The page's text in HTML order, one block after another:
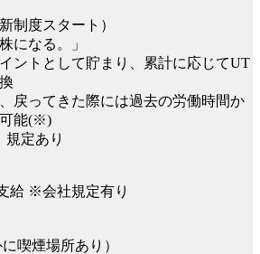
制度スタート）
になる。」
ントとして貯まり、累計に応じてUT
戻ってきた際には過去の労働時間か
可能(※)
定あり
給 ※会社規定有り
喫煙場所あり）